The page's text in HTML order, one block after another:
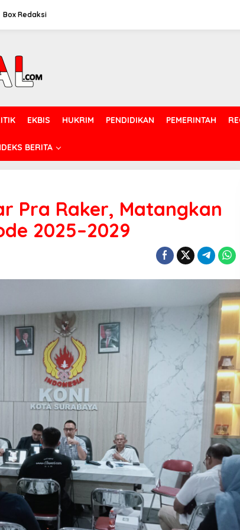
Box Redaksi
EKBIS HUKRIM PENDIDIKAN PEMERINTAH
BERITA
Pra Raker, Matangkan
2025–2029